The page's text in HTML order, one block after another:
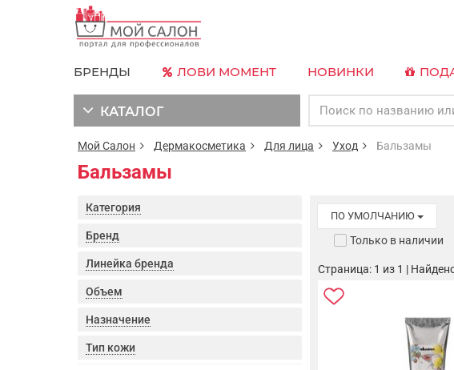
БРЕНДЫ ЛОВИ МОМЕНТ НОВИНКИ
КАТАЛОГ
Мой Салон Дермакосметика Для лица Уход Бальзамы
Бальзамы
Категория
Бренд
Линейка бренда
Объем
Назначение
Тип кожи
ПО УМОЛЧАНИЮ
Только в наличии
Страница: 1 из 1 |